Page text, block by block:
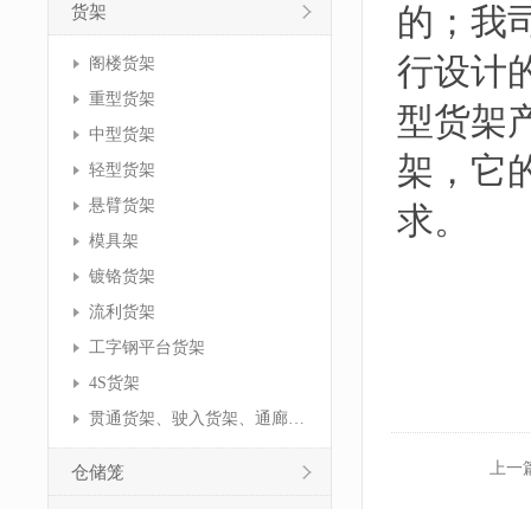
货架
阁楼货架
重型货架
中型货架
轻型货架
悬臂货架
模具架
镀铬货架
流利货架
工字钢平台货架
4S货架
贯通货架、驶入货架、通廊货架
仓储笼
的；我
行设计
型货架
架，它
求。
上一